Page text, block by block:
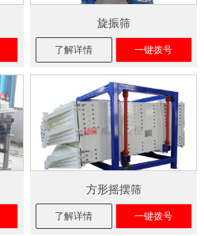
旋振筛
了解详情 一键拨号
方形摇摆筛
了解详情 一键拨号